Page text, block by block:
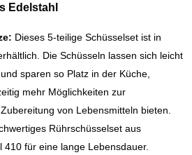
Edelstahl
Dieses 5-teilige Schüsselset ist in
Die Schüsseln lassen sich leicht
sparen so Platz in der Küche,
mehr Möglichkeiten zur
von Lebensmitteln bieten.
Rührschüsselset aus
410 für eine lange Lebensdauer.